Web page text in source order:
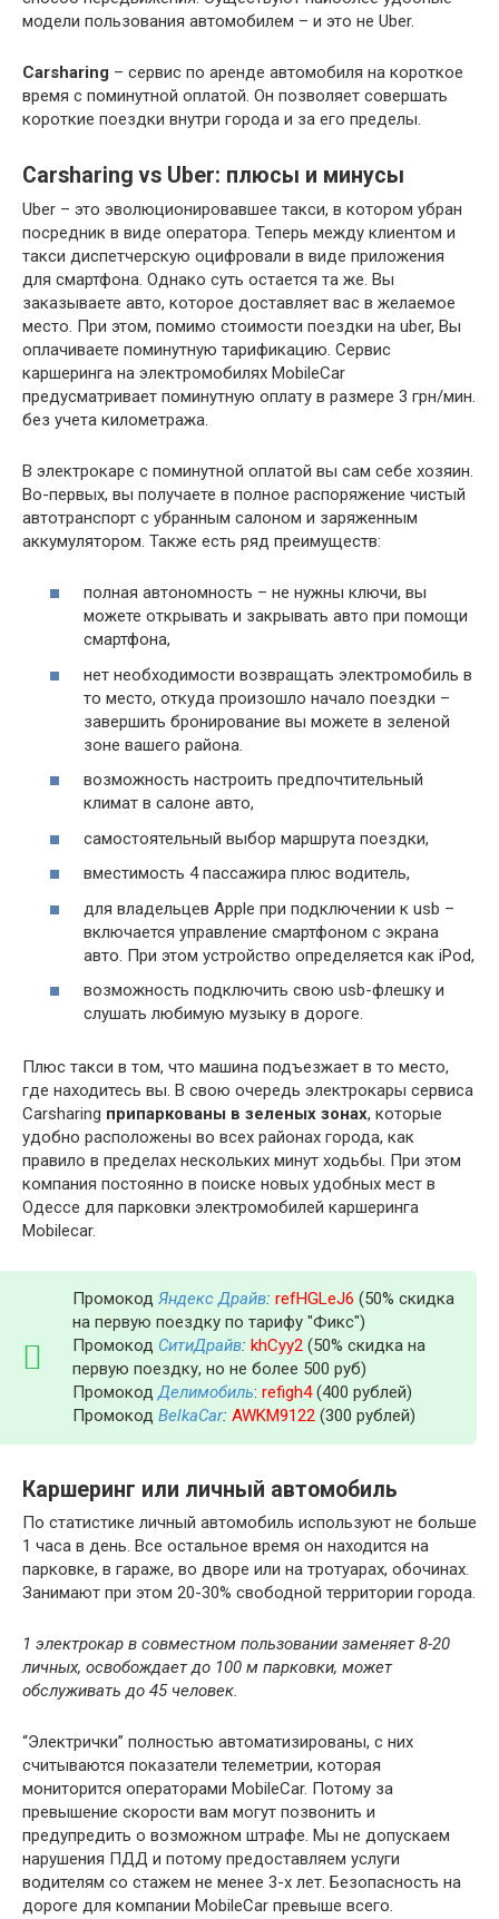
модели пользования автомобилем – и это не Uber.
Carsharing – сервис по аренде автомобиля на короткое
время с поминутной оплатой. Он позволяет совершать
короткие поездки внутри города и за его пределы.
Carsharing vs Uber: плюсы и минусы
Uber – это эволюционировавшее такси, в котором убран
посредник в виде оператора. Теперь между клиентом и
такси диспетчерскую оцифровали в виде приложения
для смартфона. Однако суть остается та же. Вы
заказываете авто, которое доставляет вас в желаемое
место. При этом, помимо стоимости поездки на uber, Вы
оплачиваете поминутную тарификацию. Сервис
каршеринга на электромобилях MobileCar
предусматривает поминутную оплату в размере 3 грн/мин.
без учета километража.
В электрокаре с поминутной оплатой вы сам себе хозяин.
Во-первых, вы получаете в полное распоряжение чистый
автотранспорт с убранным салоном и заряженным
аккумулятором. Также есть ряд преимуществ:
полная автономность – не нужны ключи, вы
можете открывать и закрывать авто при помощи
смартфона,
нет необходимости возвращать электромобиль в
то место, откуда произошло начало поездки –
завершить бронирование вы можете в зеленой
зоне вашего района.
возможность настроить предпочтительный
климат в салоне авто,
самостоятельный выбор маршрута поездки,
вместимость 4 пассажира плюс водитель,
для владельцев Apple при подключении к usb –
включается управление смартфоном с экрана
авто. При этом устройство определяется как iPod,
возможность подключить свою usb-флешку и
слушать любимую музыку в дороге.
Плюс такси в том, что машина подъезжает в то место,
где находитесь вы. В свою очередь электрокары сервиса
Carsharing припаркованы в зеленых зонах, которые
удобно расположены во всех районах города, как
правило в пределах нескольких минут ходьбы. При этом
компания постоянно в поиске новых удобных мест в
Одессе для парковки электромобилей каршеринга
Mobilecar.
Промокод Яндекс Драйв: refHGLeJ6 (50% скидка
на первую поездку по тарифу "Фикс")
Промокод СитиДрайв: khCyy2 (50% скидка на
первую поездку, но не более 500 руб)
ПромокодДелимобиль: refigh4(400 рублей)
Промокод BelkaCar: AWKM9122 (300 рублей)
Каршеринг или личный автомобиль
По статистике личный автомобиль используют не больше
1 часа в день. Все остальное время он находится на
парковке, в гараже, во дворе или на тротуарах, обочинах.
Занимают при этом 20-30% свободной территории города.
1 электрокар в совместном пользовании заменяет 8-20
личных, освобождает до 100 м парковки, может
обслуживать до 45 человек.
“Электрички” полностью автоматизированы, с них
считываются показатели телеметрии, которая
мониторится операторами MobileCar. Потому за
превышение скорости вам могут позвонить и
предупредить о возможном штрафе. Мы не допускаем
нарушения ПДД и потому предоставляем услуги
водителям со стажем не менее 3-х лет. Безопасность на
дороге для компании MobileCar превыше всего.